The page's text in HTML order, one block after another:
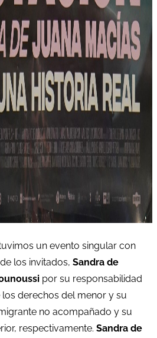
un evento singular con
los invitados, Sandra de
por su responsabilidad
derechos del menor y su
no acompañado y su
respectivamente. Sandra de